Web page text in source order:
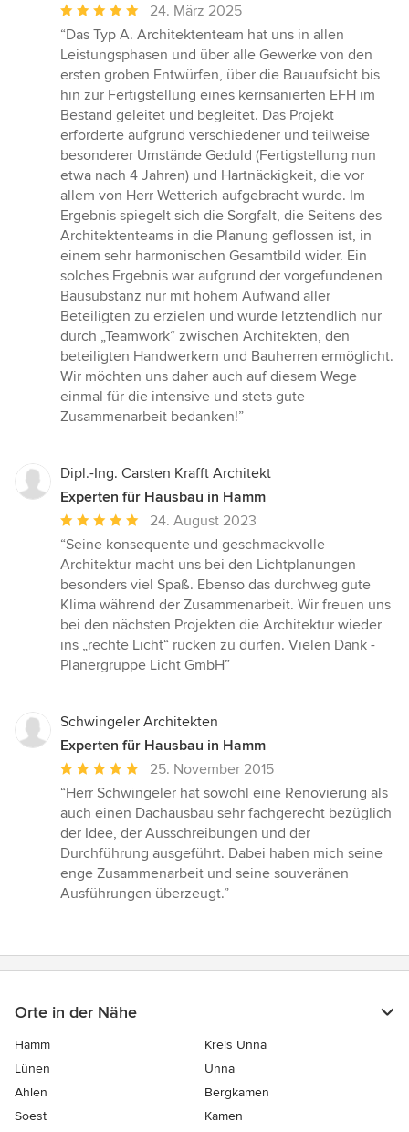
Durchschnittliche
Bewertung:
5
von
5
Sternen
24. März 2025
“Das Typ A. Architektenteam hat uns in allen
Leistungsphasen und über alle Gewerke von den
ersten groben Entwürfen, über die Bauaufsicht bis
hin zur Fertigstellung eines kernsanierten EFH im
Bestand geleitet und begleitet. Das Projekt
erforderte aufgrund verschiedener und teilweise
besonderer Umstände Geduld (Fertigstellung nun
etwa nach 4 Jahren) und Hartnäckigkeit, die vor
allem von Herr Wetterich aufgebracht wurde. Im
Ergebnis spiegelt sich die Sorgfalt, die Seitens des
Architektenteams in die Planung geflossen ist, in
einem sehr harmonischen Gesamtbild wider. Ein
solches Ergebnis war aufgrund der vorgefundenen
Bausubstanz nur mit hohem Aufwand aller
Beteiligten zu erzielen und wurde letztendlich nur
durch „Teamwork“ zwischen Architekten, den
beteiligten Handwerkern und Bauherren ermöglicht.
Wir möchten uns daher auch auf diesem Wege
einmal für die intensive und stets gute
Zusammenarbeit bedanken!”
Dipl.-Ing. Carsten Krafft Architekt
Experten für Hausbau in Hamm
Durchschnittliche
Bewertung:
5
von
5
Sternen
24. August 2023
“Seine konsequente und geschmackvolle
Architektur macht uns bei den Lichtplanungen
besonders viel Spaß. Ebenso das durchweg gute
Klima während der Zusammenarbeit. Wir freuen uns
bei den nächsten Projekten die Architektur wieder
ins „rechte Licht“ rücken zu dürfen. Vielen Dank -
Planergruppe Licht GmbH”
Schwingeler Architekten
Experten für Hausbau in Hamm
Durchschnittliche
Bewertung:
5
von
5
Sternen
25. November 2015
“Herr Schwingeler hat sowohl eine Renovierung als
auch einen Dachausbau sehr fachgerecht bezüglich
der Idee, der Ausschreibungen und der
Durchführung ausgeführt. Dabei haben mich seine
enge Zusammenarbeit und seine souveränen
Ausführungen überzeugt.”
Orte in der Nähe
Hamm
Kreis Unna
Lünen
Unna
Ahlen
Bergkamen
Soest
Kamen